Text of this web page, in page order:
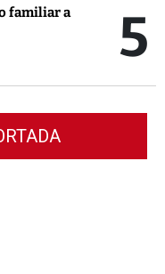
familiar a
5